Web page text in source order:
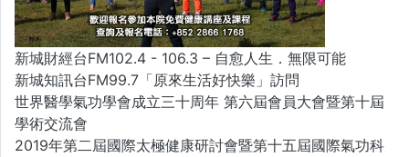
新城財經台FM102.4 - 106.3 – 自愈人生．無限可能
新城知訊台FM99.7「原來生活好快樂」訪問
世界醫學氣功學會成立三十周年 第六屆會員大會暨第十屆
學術交流會
2019年第二屆國際太極健康研討會暨第十五屆國際氣功科